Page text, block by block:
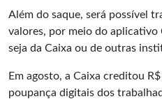
Além do saque, será possível
valores, por meio do aplicativo
seja da Caixa ou de outras
Em agosto, a Caixa creditou
poupança digitais dos